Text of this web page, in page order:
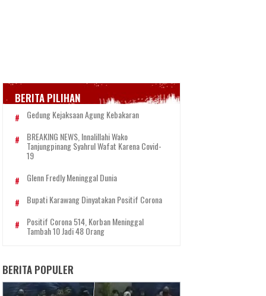
BERITA PILIHAN
Gedung Kejaksaan Agung Kebakaran
BREAKING NEWS, Innalillahi Wako
Tanjungpinang Syahrul Wafat Karena Covid-
19
Glenn Fredly Meninggal Dunia
Bupati Karawang Dinyatakan Positif Corona
Positif Corona 514, Korban Meninggal
Tambah 10 Jadi 48 Orang
BERITA POPULER